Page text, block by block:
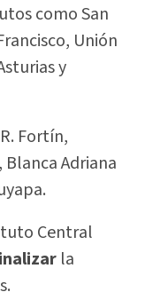
como San
Unión
y
Fortín,
Adriana
Central
la